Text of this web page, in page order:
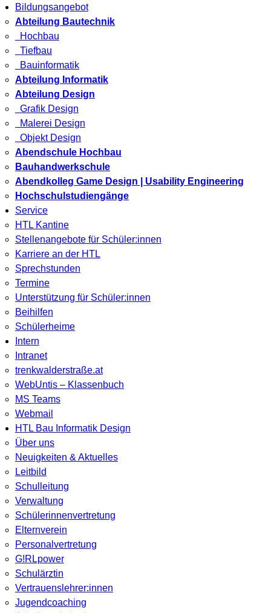
Bildungsangebot
Abteilung Bautechnik
Hochbau
Tiefbau
Bauinformatik
Abteilung Informatik
Abteilung Design
Grafik Design
Malerei Design
Objekt Design
Abendschule Hochbau
Bauhandwerkschule
Abendkolleg Game Design | Usability Engineering
Hochschulstudiengänge
Service
HTL Kantine
Stellenangebote für Schüler:innen
Karriere an der HTL
Sprechstunden
Termine
Unterstützung für Schüler:innen
Beihilfen
Schülerheime
Intern
Intranet
trenkwalderstraße.at
WebUntis – Klassenbuch
MS Teams
Webmail
HTL Bau Informatik Design
Über uns
Neuigkeiten & Aktuelles
Leitbild
Schulleitung
Verwaltung
Schülerinnenvertretung
Elternverein
Personalvertretung
G!RLpower
Schulärztin
Vertrauenslehrer:innen
Jugendcoaching